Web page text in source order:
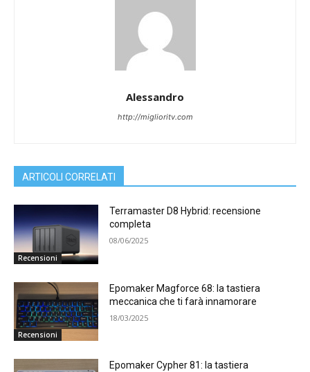
Alessandro
http://miglioritv.com
ARTICOLI CORRELATI
Recensioni
Terramaster D8 Hybrid: recensione
completa
08/06/2025
Recensioni
Epomaker Magforce 68: la tastiera
meccanica che ti farà innamorare
18/03/2025
Epomaker Cypher 81: la tastiera